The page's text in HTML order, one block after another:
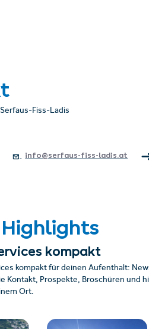
Fiss-Ladis
info@serfaus-fiss-ladis.at
Highlights
kompakt
kompakt für deinen Aufenthalt:
Kontakt, Prospekte, Broschüren und
Ort.